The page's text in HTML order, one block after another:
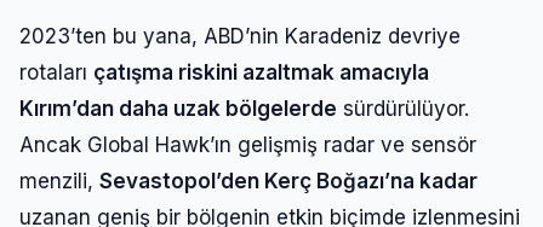
2023’ten bu yana, ABD’nin Karadeniz devriye
rotaları çatışma riskini azaltmak amacıyla
Kırım’dan daha uzak bölgelerde sürdürülüyor.
Ancak Global Hawk’ın gelişmiş radar ve sensör
menzili, Sevastopol’den Kerç Boğazı’na kadar
uzanan geniş bir bölgenin etkin biçimde izlenmesini